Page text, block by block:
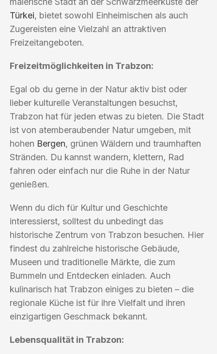
Türkei, bietet sowohl Einheimischen als auch
Zugereisten eine Vielzahl an attraktiven
Freizeitangeboten.
Freizeitmöglichkeiten in Trabzon:
Egal ob du gerne in der Natur aktiv bist oder
lieber kulturelle Veranstaltungen besuchst,
Trabzon hat für jeden etwas zu bieten. Die Stadt
ist von atemberaubender Natur umgeben, mit
hohen Bergen, grünen Wäldern und traumhaften
Stränden. Du kannst wandern, klettern, Rad
fahren oder einfach nur die Ruhe in der Natur
genießen.
Wenn du dich für Kultur und Geschichte
interessierst, solltest du unbedingt das
historische Zentrum von Trabzon besuchen. Hier
findest du zahlreiche historische Gebäude,
Museen und traditionelle Märkte, die zum
Bummeln und Entdecken einladen. Auch
kulinarisch hat Trabzon einiges zu bieten – die
regionale Küche ist für ihre Vielfalt und ihren
einzigartigen Geschmack bekannt.
Lebensqualität in Trabzon: